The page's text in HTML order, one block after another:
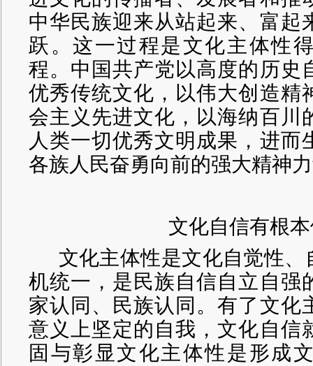
中华民族迎来从站起来、富起
跃。这一过程是文化主体性
程。中国共产党以高度的历史
优秀传统文化，以伟大创造精
会主义先进文化，以海纳百川
人类一切优秀文明成果，进而
各族人民奋勇向前的强大精神
文化自信有根
文化主体性是文化自觉性
机统一，是民族自信自立自强
家认同、民族认同。有了文化
意义上坚定的自我，文化自信
固与彰显文化主体性是形成